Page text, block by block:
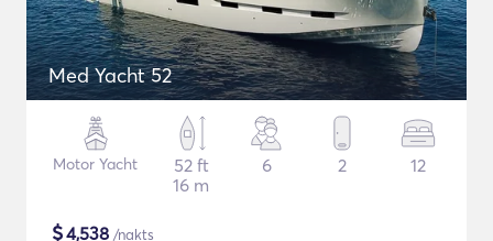
Med Yacht 52
Motor Yacht
52 ft
16 m
6 2 12
$4,538 /nakts